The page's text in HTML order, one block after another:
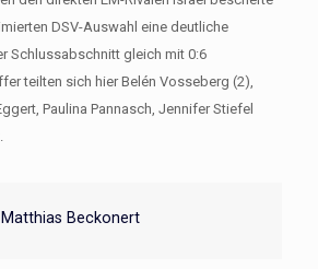
DSV-Auswahl eine deutliche
Schlussabschnitt gleich mit 0:6
teilten sich hier Belén Vosseberg (2),
Paulina Pannasch, Jennifer Stiefel
Matthias Beckonert